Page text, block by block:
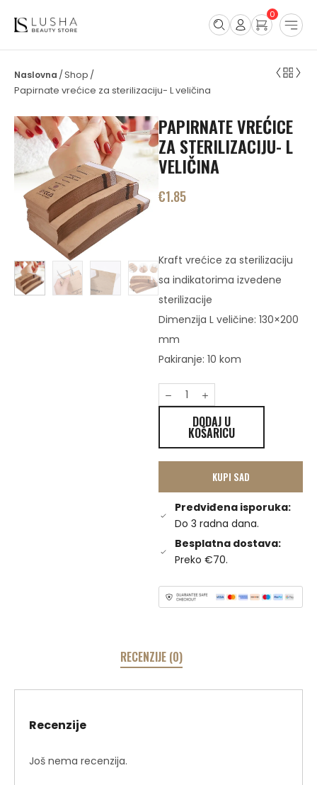
0
/Shop /
Papirnate vrećice za sterilizaciju- L veličina
PAPIRNATE VREĆICE
ZA STERILIZACIJU- L
VELIČINA
€1.85
Kraft vrećice za sterilizaciju
sa indikatorima izvedene
sterilizacije
Dimenzija L veličine: 130×200
mm
Pakiranje: 10 kom
DODAJ U
KOŠARICU
KUPI SAD
Predviđena isporuka:
Do 3 radna dana.
Besplatna dostava:
Preko €70.
RECENZIJE (0)
Recenzije
Još nema recenzija.